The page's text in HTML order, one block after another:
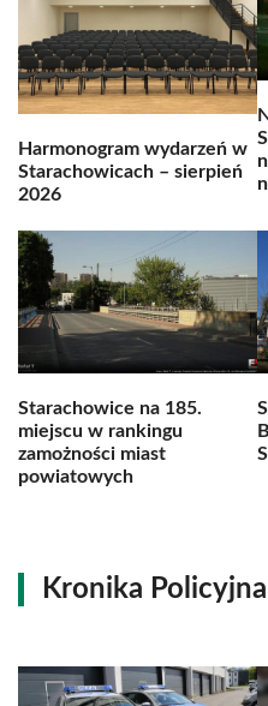
Harmonogram wydarzeń w
Starachowicach – sierpień
2026
Starachowice na 185.
miejscu w rankingu
zamożności miast
powiatowych
Kronika Policyjna